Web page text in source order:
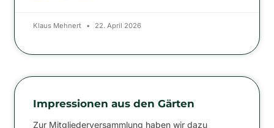
Klaus Mehnert 22. April 2026
Impressionen aus den Gärten
Zur Mitgliederversammlung haben wir dazu